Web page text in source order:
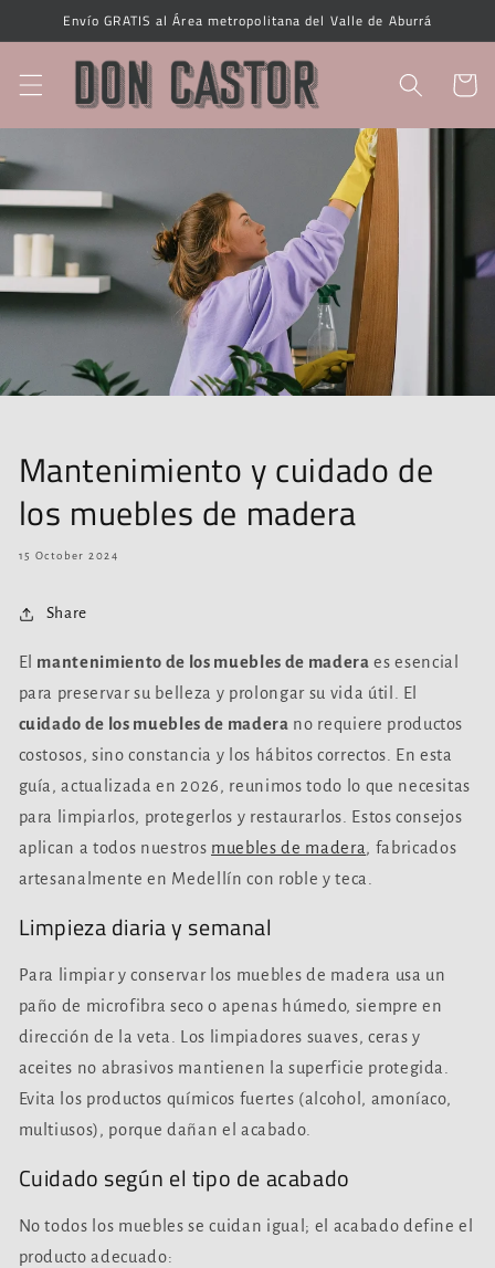
directamente
al contenido
Envío GRATIS al Área metropolitana del Valle de Aburrá
Carrito
Mantenimiento y cuidado de
los muebles de madera
15 October 2024
Share
El mantenimiento de los muebles de madera es esencial
para preservar su belleza y prolongar su vida útil. El
cuidado de los muebles de madera no requiere productos
costosos, sino constancia y los hábitos correctos. En esta
guía, actualizada en 2026, reunimos todo lo que necesitas
para limpiarlos, protegerlos y restaurarlos. Estos consejos
aplican a todos nuestros muebles de madera, fabricados
artesanalmente en Medellín con roble y teca.
Limpieza diaria y semanal
Para limpiar y conservar los muebles de madera usa un
paño de microfibra seco o apenas húmedo, siempre en
dirección de la veta. Los limpiadores suaves, ceras y
aceites no abrasivos mantienen la superficie protegida.
Evita los productos químicos fuertes (alcohol, amoníaco,
multiusos), porque dañan el acabado.
Cuidado según el tipo de acabado
No todos los muebles se cuidan igual; el acabado define el
producto adecuado: